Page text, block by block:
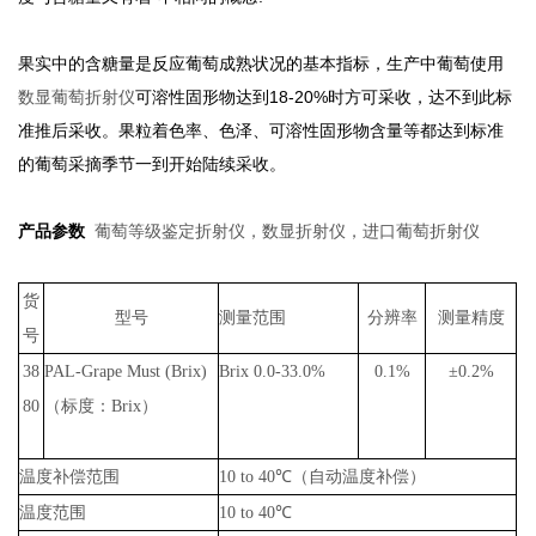
果实中的含糖量是反应葡萄成熟状况的基本指标，生产中葡萄使用
数显葡萄折射仪可溶性固形物达到18-20%时方可采收，达不到此标
准推后采收。果粒着色率、色泽、可溶性固形物含量等都达到标准
的葡萄采摘季节一到开始陆续采收。
产品参数 葡萄等级鉴定折射仪，数显折射仪，进口葡萄折射仪
货
号
型号 测量范围 分辨率 测量精度
38
80
PAL-Grape Must (Brix)
（标度：Brix）
Brix 0.0-33.0% 0.1% ±0.2%
温度补偿范围 10 to 40℃（自动温度补偿）
温度范围
10 to 40℃